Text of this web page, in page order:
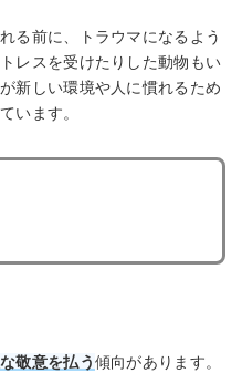
る前に、トラウマになるよう
レスを受けたりした動物もい
新しい環境や人に慣れるため
います。
敬意を払う傾向があります。